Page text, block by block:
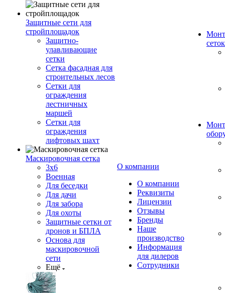
Защитные сети для
стройплощадок
Защитно-
улавливающие
сетки
Сетка фасадная для
строительных лесов
Сетки для
ограждения
лестничных
маршей
Сетки для
ограждения
лифтовых шахт
Маскировочная сетка
3х6
Военная
Для беседки
Для дачи
Для забора
Для охоты
Защитные сетки от
дронов и БПЛА
Основа для
маскировочной
сети
Ещё
О компании
О компании
Реквизиты
Лицензии
Отзывы
Бренды
Наше
производство
Информация
для дилеров
Сотрудники
сеток